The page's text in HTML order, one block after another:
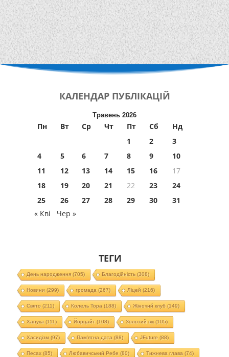
КАЛЕНДАР ПУБЛІКАЦІЙ
Травень 2026
Пн Вт Ср Чт Пт Сб
Нд
1
2
3
4
5 6 7 8 9
10
11
12 13 14 15 16
17
18
19 20 21 22 23
24
25
26 27 28 29 30
31
« Кві
Чер »
ТЕГИ
День народження(705) Благодійність (308)
Новини (299) громада (267) Ліцей (216)
Свято (211) Колель Тора (188) Жіночий клуб (149)
Ханука (111) Йорцайт (108) Золотий вік(105)
Хасидізм (97) Пам'ятна дата (88) JFuture (88)
Песах(85) Любавичський Ребе (80) Тижнева глава (74)